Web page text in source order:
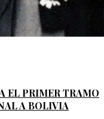
EL PRIMER TRAMO
A BOLIVIA